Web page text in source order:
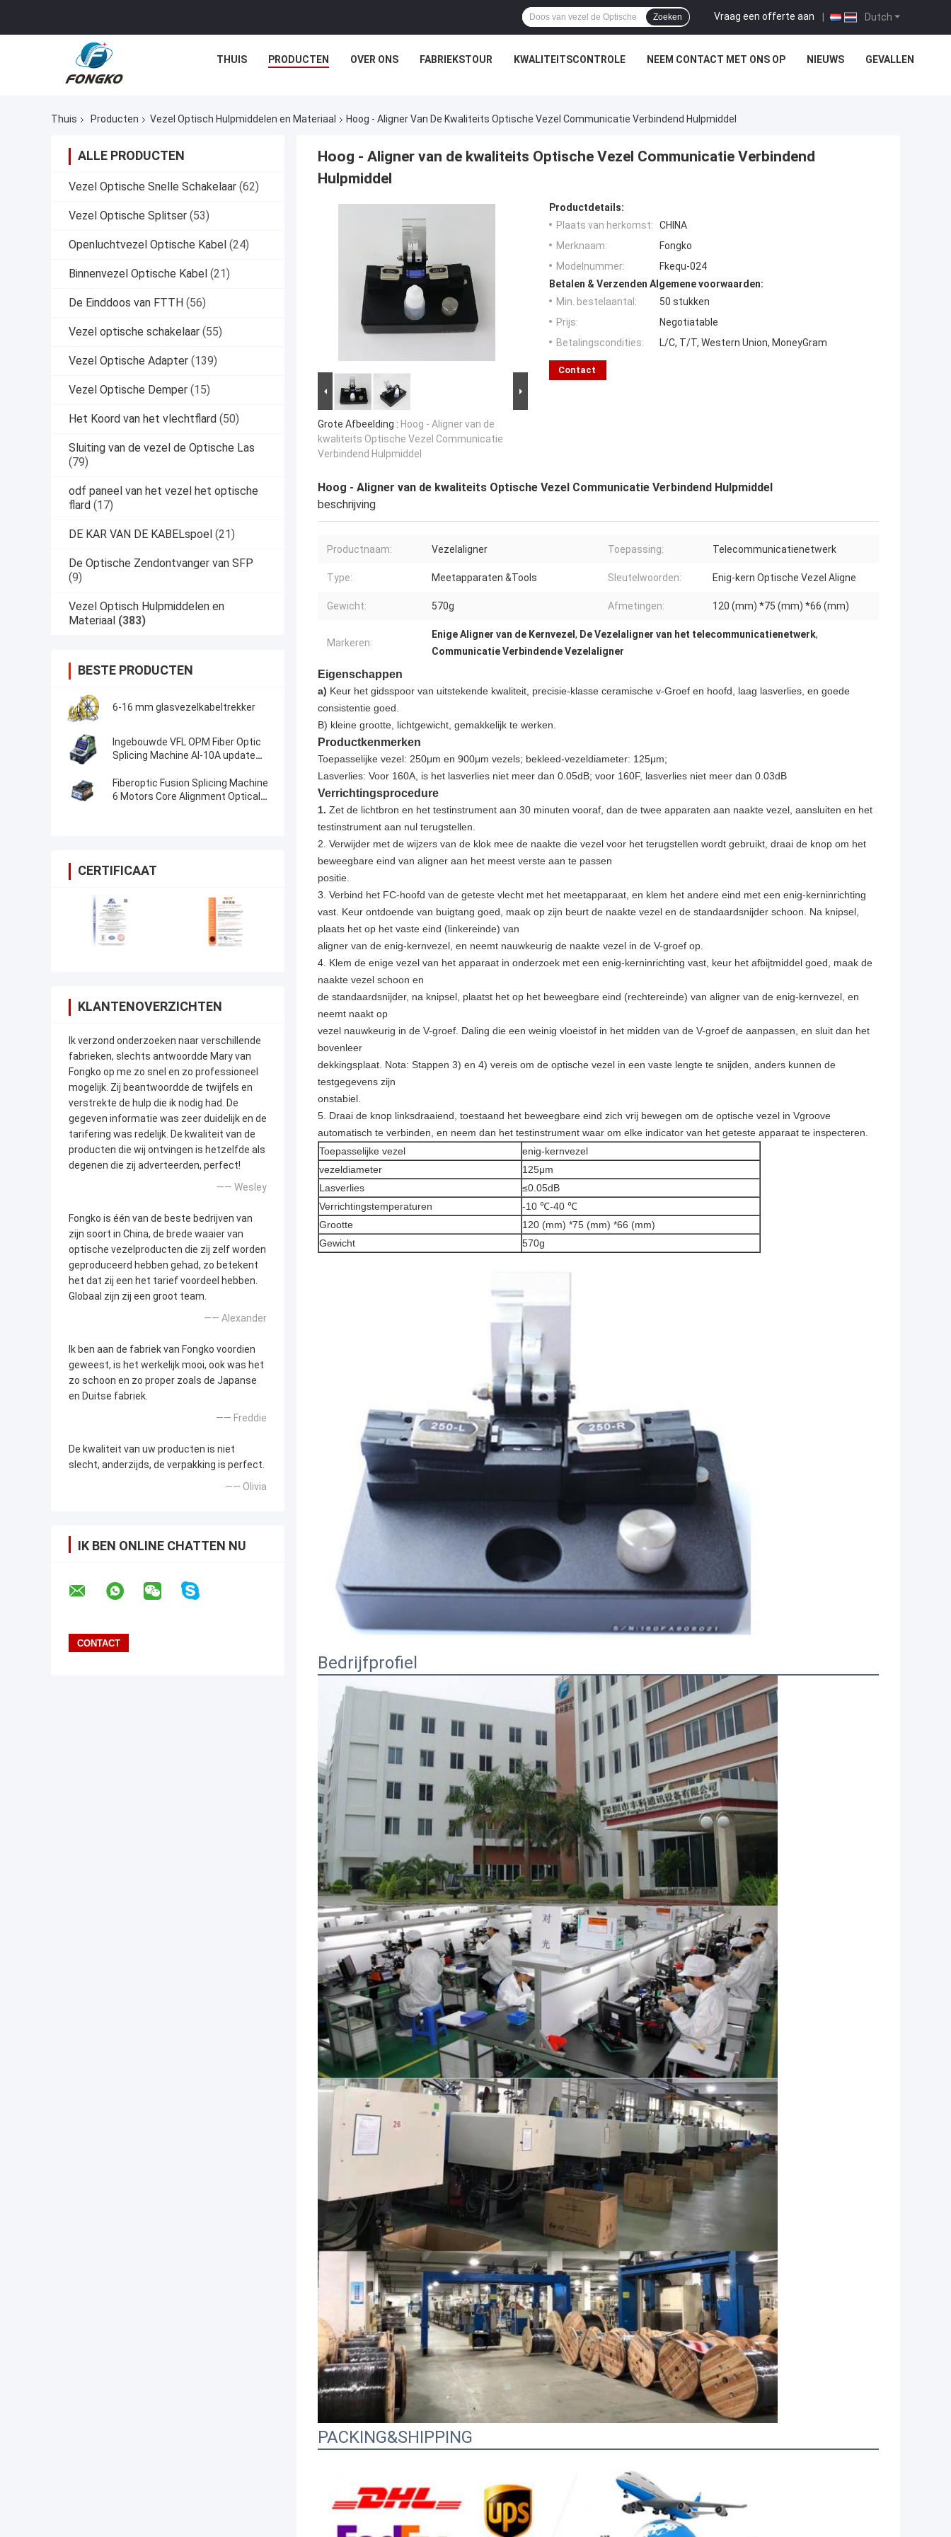
Dutch
Vraag een offerte aan |
Zoeken
THUIS PRODUCTEN OVER ONS FABRIEKSTOUR KWALITEITSCONTROLE NEEM CONTACT MET ONS OP NIEUWS GEVALLEN
Thuis Producten Vezel Optisch Hulpmiddelen en Materiaal Hoog - Aligner Van De Kwaliteits Optische Vezel Communicatie Verbindend Hulpmiddel
ALLE PRODUCTEN
Vezel Optische Snelle Schakelaar (62)
Vezel Optische Splitser (53)
Openluchtvezel Optische Kabel (24)
Binnenvezel Optische Kabel (21)
De Einddoos van FTTH (56)
Vezel optische schakelaar (55)
Vezel Optische Adapter (139)
Vezel Optische Demper (15)
Het Koord van het vlechtflard (50)
Sluiting van de vezel de Optische Las
(79)
odf paneel van het vezel het optische
flard (17)
DE KAR VAN DE KABELspoel (21)
De Optische Zendontvanger van SFP
(9)
Vezel Optisch Hulpmiddelen en
Materiaal (383)
BESTE PRODUCTEN
6-16 mm glasvezelkabeltrekker
Ingebouwde VFL OPM Fiber Optic
Splicing Machine AI-10A update
Splicer
Fiberoptic Fusion Splicing Machine
6 Motors Core Alignment Optical
CERTIFICAAT
KLANTENOVERZICHTEN
Ik verzond onderzoeken naar verschillende
fabrieken, slechts antwoordde Mary van
Fongko op me zo snel en zo professioneel
mogelijk. Zij beantwoordde de twijfels en
verstrekte de hulp die ik nodig had. De
gegeven informatie was zeer duidelijk en de
tarifering was redelijk. De kwaliteit van de
producten die wij ontvingen is hetzelfde als
degenen die zij adverteerden, perfect!
—— Wesley
Fongko is één van de beste bedrijven van
zijn soort in China, de brede waaier van
optische vezelproducten die zij zelf worden
geproduceerd hebben gehad, zo betekent
het dat zij een het tarief voordeel hebben.
Globaal zijn zij een groot team.
—— Alexander
Ik ben aan de fabriek van Fongko voordien
geweest, is het werkelijk mooi, ook was het
zo schoon en zo proper zoals de Japanse
en Duitse fabriek.
—— Freddie
De kwaliteit van uw producten is niet
slecht, anderzijds, de verpakking is perfect.
—— Olivia
IK BEN ONLINE CHATTEN NU
Hoog - Aligner van de kwaliteits Optische Vezel Communicatie Verbindend
Hulpmiddel
Grote Afbeelding : Hoog - Aligner van de
kwaliteits Optische Vezel Communicatie
Verbindend Hulpmiddel
Productdetails:
Plaats van herkomst:
CHINA
Merknaam:
Fongko
Modelnummer:
Fkequ-024
Betalen & Verzenden Algemene voorwaarden:
Min. bestelaantal:
50 stukken
Prijs:
Negotiatable
Betalingscondities:
L/C, T/T, Western Union, MoneyGram
Contact
Hoog - Aligner van de kwaliteits Optische Vezel Communicatie Verbindend Hulpmiddel
beschrijving
Productnaam: Vezelaligner Toepassing: Telecommunicatienetwerk
Type: Meetapparaten &Tools Sleutelwoorden: Enig-kern Optische Vezel Aligne
Gewicht: 570g Afmetingen: 120 (mm) *75 (mm) *66 (mm)
Markeren:
Enige Aligner van de Kernvezel , De Vezelaligner van het telecommunicatienetwerk,
Communicatie Verbindende Vezelaligner
Eigenschappen
a) Keur het gidsspoor van uitstekende kwaliteit, precisie-klasse ceramische v-Groef en hoofd, laag lasverlies, en goede
consistentie goed.
B) kleine grootte, lichtgewicht, gemakkelijk te werken.
Productkenmerken
Toepasselijke vezel: 250μm en 900μm vezels; bekleed-vezeldiameter: 125μm;
Lasverlies: Voor 160A, is het lasverlies niet meer dan 0.05dB; voor 160F, lasverlies niet meer dan 0.03dB
Verrichtingsprocedure
1. Zet de lichtbron en het testinstrument aan 30 minuten vooraf, dan de twee apparaten aan naakte vezel, aansluiten en het
testinstrument aan nul terugstellen.
2. Verwijder met de wijzers van de klok mee de naakte die vezel voor het terugstellen wordt gebruikt, draai de knop om het
beweegbare eind van aligner aan het meest verste aan te passen
positie.
3. Verbind het FC-hoofd van de geteste vlecht met het meetapparaat, en klem het andere eind met een enig-kerninrichting
vast. Keur ontdoende van buigtang goed, maak op zijn beurt de naakte vezel en de standaardsnijder schoon. Na knipsel,
plaats het op het vaste eind (linkereinde) van
aligner van de enig-kernvezel, en neemt nauwkeurig de naakte vezel in de V-groef op.
4. Klem de enige vezel van het apparaat in onderzoek met een enig-kerninrichting vast, keur het afbijtmiddel goed, maak de
naakte vezel schoon en
de standaardsnijder, na knipsel, plaatst het op het beweegbare eind (rechtereinde) van aligner van de enig-kernvezel, en
neemt naakt op
vezel nauwkeurig in de V-groef. Daling die een weinig vloeistof in het midden van de V-groef de aanpassen, en sluit dan het
bovenleer
dekkingsplaat. Nota: Stappen 3) en 4) vereis om de optische vezel in een vaste lengte te snijden, anders kunnen de
testgegevens zijn
onstabiel.
5. Draai de knop linksdraaiend, toestaand het beweegbare eind zich vrij bewegen om de optische vezel in Vgroove
automatisch te verbinden, en neem dan het testinstrument waar om elke indicator van het geteste apparaat te inspecteren.
Toepasselijke vezel
enig-kernvezel
vezeldiameter
125μm
Lasverlies
≤0.05dB
Verrichtingstemperaturen
-10 ℃-40 ℃
Grootte
120 (mm) *75 (mm) *66 (mm)
Gewicht
570g
Bedrijfprofiel
PACKING&SHIPPING